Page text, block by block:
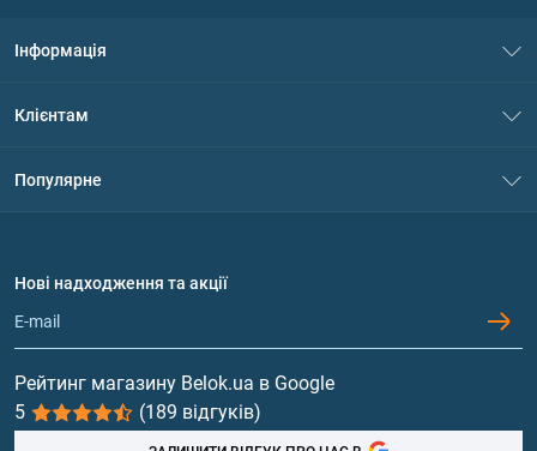
Інформація
Політика конфіденційності
Обмін та повернення
Клієнтам
Популярне
Протеїн
Гейнери
Вітаміни та мінерали
Риб'ячий жир, жирні кислоти
Нові надходження та акції
Рейтинг магазину Belok.ua в Google
5
(189 відгуків)